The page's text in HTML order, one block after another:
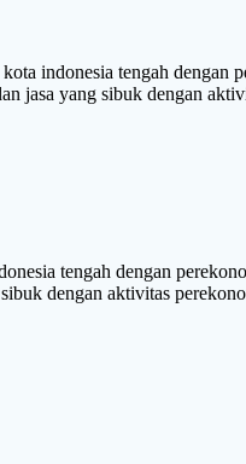
tengah dengan
jasa yang sibuk dengan
tengah dengan
dengan aktivitas